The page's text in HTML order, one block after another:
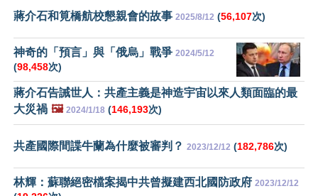
蔣介石和筧橋航校懇親會的故事 2025/8/12 (56,107次)
神奇的「預言」與「俄烏」戰爭 2024/5/12
(98,458次)
蔣介石告誡世人：共產主義是神造宇宙以來人類面臨的最
大災禍 🖼️ 2024/1/18 (146,193次)
共產國際間諜牛蘭為什麼被審判？ 2023/12/12 (182,786次)
林輝：蘇聯絕密檔案揭中共曾擬建西北國防政府 2023/12/12